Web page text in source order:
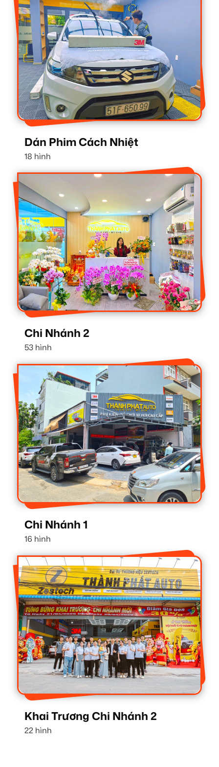
Dán Phim Cách Nhiệt
18 hình
Chi Nhánh 2
53 hình
Chi Nhánh 1
16 hình
Khai Trương Chi Nhánh 2
22 hình